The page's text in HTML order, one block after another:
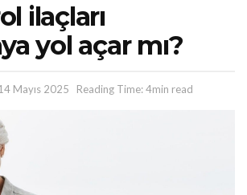
ilaçları
yol açar mı?
Mayıs 2025 Reading Time: 4min read